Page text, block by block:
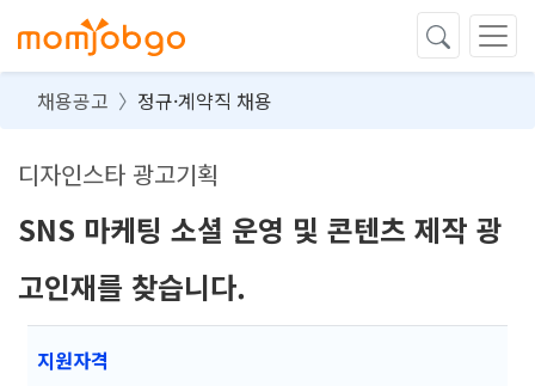
채용공고 정규·계약직 채용
디자인스타 광고기획
SNS 마케팅 소셜 운영 및 콘텐츠 제작 광
고인재를 찾습니다.
지원자격